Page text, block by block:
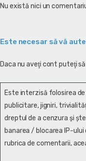
Nu există nici un
Este necesar să vă
Daca nu aveţi cont puteţi
Este interzisă folosirea
publicitare, jigniri,
dreptul de a cenzura și
banarea / blocarea IP-ului
rubrica de comentarii,